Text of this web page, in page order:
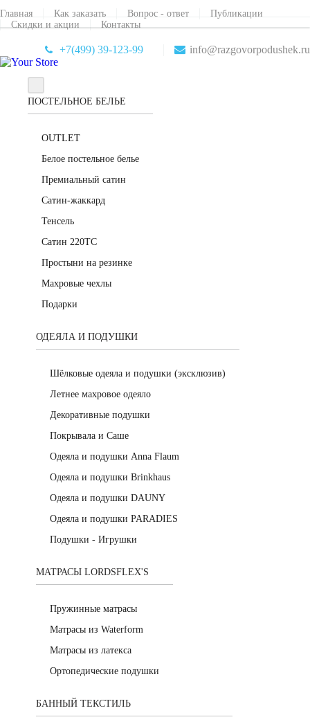
Главная Как заказать Вопрос - ответ
Публикации
Скидки и акции
Контакты
+7(499) 39-123-99 info@razgovorpodushek.ru
ПОСТЕЛЬНОЕ БЕЛЬЕ
OUTLET
Белое постельное белье
Премиальный сатин
Сатин-жаккард
Тенсель
Сатин 220ТС
Простыни на резинке
Махровые чехлы
Подарки
ОДЕЯЛА И ПОДУШКИ
Шёлковые одеяла и подушки (эксклюзив)
Летнее махровое одеяло
Декоративные подушки
Покрывала и Саше
Одеяла и подушки Anna Flaum
Одеяла и подушки Brinkhaus
Одеяла и подушки DAUNY
Одеяла и подушки PARADIES
Подушки - Игрушки
МАТРАСЫ LORDSFLEX'S
Пружинные матрасы
Матрасы из Waterform
Матрасы из латекса
Ортопедические подушки
БАННЫЙ ТЕКСТИЛЬ